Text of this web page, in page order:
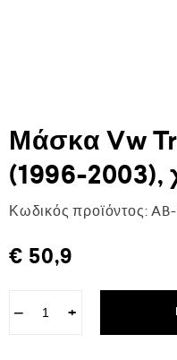
Μάσκα Vw
(1996-
Κωδικός προϊόντος:
€ 50,9
− +